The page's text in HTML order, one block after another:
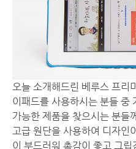
오늘 소개해드린 베루스 프리
이패드를 사용하시는 분들 중
가능한 제품을 찾으시는 분들
고급 원단을 사용하여 디자인
이 부드러워 촉감이 좋고 그립